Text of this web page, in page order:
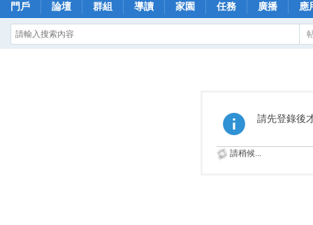
門戶 論壇 群組 導讀 家園 任務 廣播 應
請先登錄後
請稍候...